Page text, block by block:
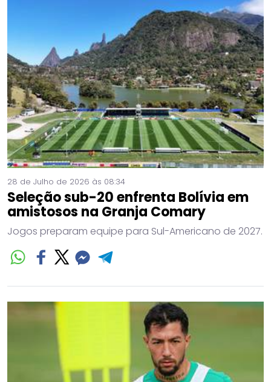
28 de Julho de 2026 às 08:34
Seleção sub-20 enfrenta Bolívia em
amistosos na Granja Comary
Jogos preparam equipe para Sul-Americano de 2027.